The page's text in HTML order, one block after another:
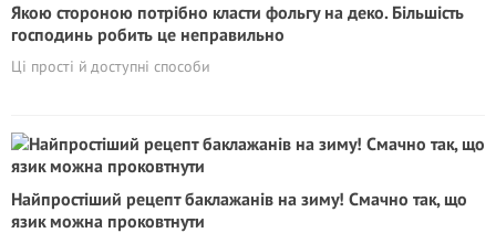
Якою стороною потрібно класти фольгу на деко. Більшість
господинь робить це неправильно
Ці прості й доступні способи
Найпростіший рецепт баклажанів на зиму! Смачно так, що
язик можна проковтнути